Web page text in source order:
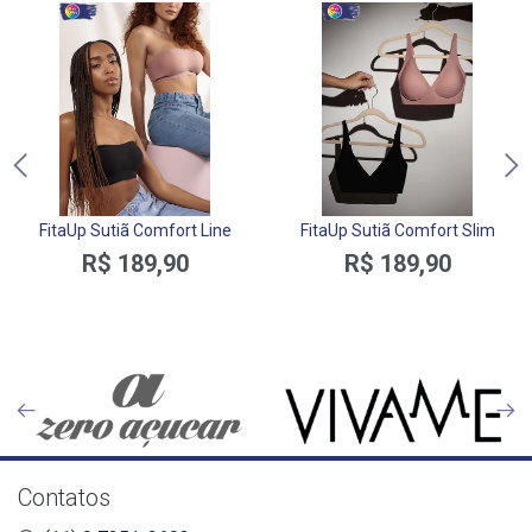
FitaUp Sutiã Comfort Line
R$ 189,90
FitaUp Sutiã Comfort Slim
R$ 189,90
Contatos